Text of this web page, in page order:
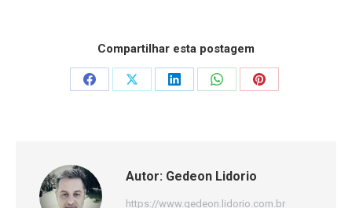
Compartilhar esta postagem
Share
Share
Share
Share
Share
Autor: Gedeon Lidorio
https://www.gedeon.lidorio.com.br